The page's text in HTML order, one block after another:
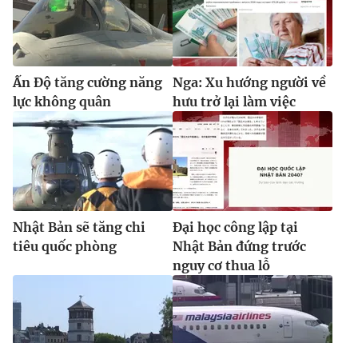
® Cấm sao chép dưới mọi hình thức nếu không có sự chấp
thuận bằng văn bản. Ghi rõ nguồn VTV.vn khi phát hành lại
thông tin từ website này.
Ấn Độ tăng cường năng
lực không quân
Nga: Xu hướng người về
hưu trở lại làm việc
Nhật Bản sẽ tăng chi
tiêu quốc phòng
Đại học công lập tại
Nhật Bản đứng trước
nguy cơ thua lỗ